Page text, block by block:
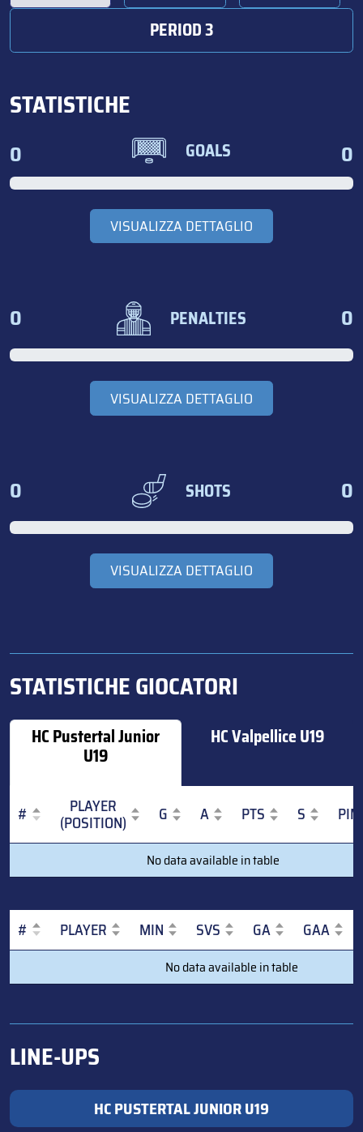
PERIOD 3
STATISTICHE
0 GOALS 0
VISUALIZZA DETTAGLIO
0 PENALTIES 0
VISUALIZZA DETTAGLIO
0 SHOTS 0
VISUALIZZA DETTAGLIO
STATISTICHE GIOCATORI
HC Pustertal Junior
U19
HC Valpellice U19
# PLAYER
(POSITION) G A PTS S
PIM
#
PLAYER G A PTS S PIM
No data available in table
# PLAYER MIN SVS GA GAA
#
PLAYER MIN SVS GA GAA
No data available in table
LINE-UPS
HC PUSTERTAL JUNIOR U19